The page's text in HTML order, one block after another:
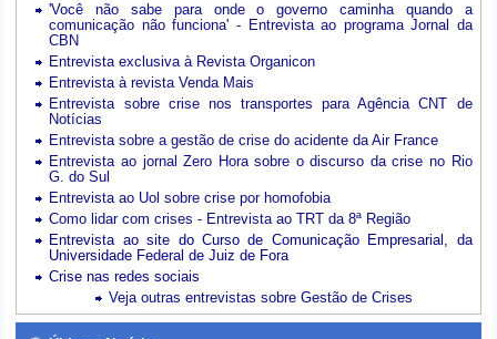
'Você não sabe para onde o governo caminha quando a
comunicação não funciona' - Entrevista ao programa Jornal da
CBN
Entrevista exclusiva à Revista Organicon
Entrevista à revista Venda Mais
Entrevista sobre crise nos transportes para Agência CNT de
Notícias
Entrevista sobre a gestão de crise do acidente da Air France
Entrevista ao jornal Zero Hora sobre o discurso da crise no Rio
G. do Sul
Entrevista ao Uol sobre crise por homofobia
Como lidar com crises - Entrevista ao TRT da 8ª Região
Entrevista ao site do Curso de Comunicação Empresarial, da
Universidade Federal de Juiz de Fora
Crise nas redes sociais
Veja outras entrevistas sobre Gestão de Crises